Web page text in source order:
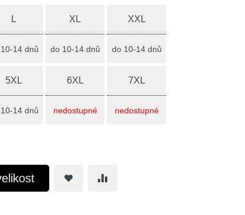
L
14 dnů
XL
do 10-14 dnů
XXL
do 10-14 dnů
5XL
14 dnů
6XL
nedostupné
7XL
nedostupné